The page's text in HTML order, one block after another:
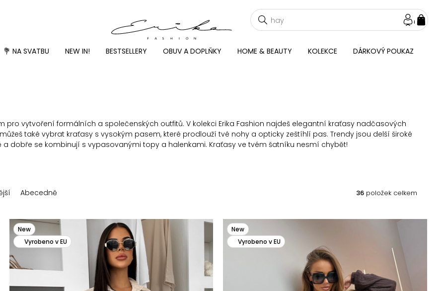
💐 NA SVATBU NEW IN! BESTSELLERY OBUV A DOPLŇKY HOME & BEAUTY KOLEKCE DÁRKOVÝ POUKAZ
pro vytvoření formálních a společenských outfitů. V kolekci Erika Fashion najdeš elegantní kraťasy nadčasových
také vybrat kraťasy s vysokým pasem, které prodlouží tvé nohy a opticky zeštíhlí pas. Trendy jsou delší široké
dobře se kombinují s vypasovanými topy a halenkami. Kraťasy ve tvém šatníku nesmí chybět!
Abecedně 36 položek celkem
New
Vyrobeno v EU
New
Vyrobeno v EU